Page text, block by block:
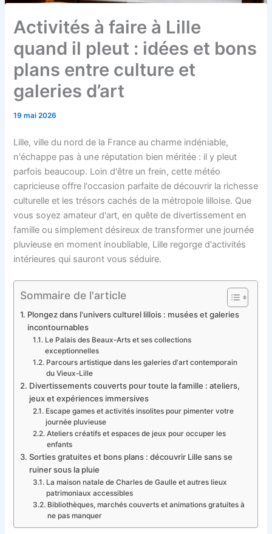
Activités à faire à Lille
quand il pleut : idées et bons
plans entre culture et
galeries d’art
19 mai 2026
Lille, ville du nord de la France au charme indéniable,
n'échappe pas à une réputation bien méritée : il y pleut
parfois beaucoup. Loin d'être un frein, cette météo
capricieuse offre l'occasion parfaite de découvrir la richesse
culturelle et les trésors cachés de la métropole lilloise. Que
vous soyez amateur d'art, en quête de divertissement en
famille ou simplement désireux de transformer une journée
pluvieuse en moment inoubliable, Lille regorge d'activités
intérieures qui sauront vous séduire.
Sommaire de l'article
Plongez dans l'univers culturel lillois : musées et galeries
incontournables
Le Palais des Beaux-Arts et ses collections
exceptionnelles
Parcours artistique dans les galeries d'art contemporain
du Vieux-Lille
Divertissements couverts pour toute la famille : ateliers,
jeux et expériences immersives
Escape games et activités insolites pour pimenter votre
journée pluvieuse
Ateliers créatifs et espaces de jeux pour occuper les
enfants
Sorties gratuites et bons plans : découvrir Lille sans se
ruiner sous la pluie
La maison natale de Charles de Gaulle et autres lieux
patrimoniaux accessibles
Bibliothèques, marchés couverts et animations gratuites à
ne pas manquer